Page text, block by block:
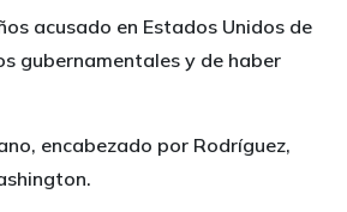
acusado en Estados Unidos de
gubernamentales y de haber
encabezado por Rodríguez,